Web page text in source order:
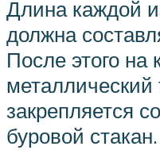
Длина каждой
должна
После этого на
металлический
закрепляется
буровой стакан.